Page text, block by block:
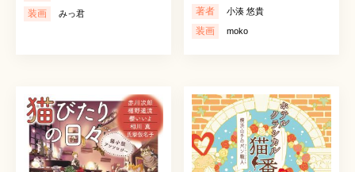
装画 みっ君 著者 小湊 悠貴
装画 moko